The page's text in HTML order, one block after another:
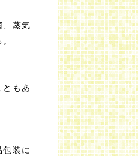
蒸気
もあ
装に